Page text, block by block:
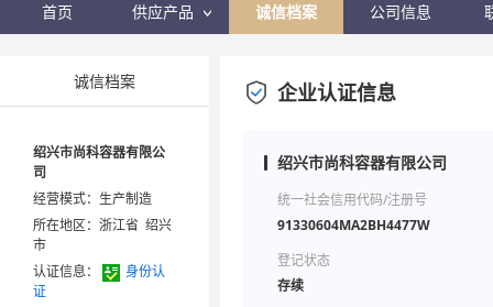
首页 供应产品 诚信档案 公司信息
诚信档案
绍兴市尚科容器有限公
司
经营模式：生产制造
所在地区：浙江省 绍兴
市
认证信息：
身份认
证
企业认证信息
绍兴市尚科容器有限公司
统一社会信用代码/注册号
91330604MA2BH4477W
登记状态
存续